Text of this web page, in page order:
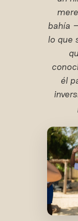
bahía
lo que
él